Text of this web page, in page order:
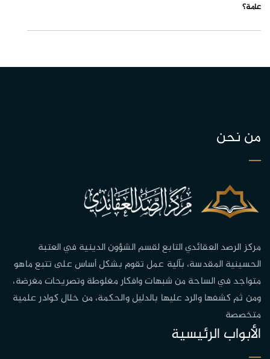
عامة؟
من نحن
مركز الرصد العقائدي التابع لقسم الشؤون الدينية في العتبة
الحسينية المقدسة، بآلية عمل تقوم بشكل أساس على تتبع ماهو
متواجد في الساحة من شبهات وافكار مغلوطة وتصريحات مغرضة،
ومن ثم كشفها والرد عليها بالدليل والحكمة، من خلال كوادر علمية
متخصصة
الأبواب الرئيسية